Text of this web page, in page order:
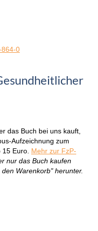
das Buch bei uns kauft,
Aufzeichnung zum
Euro. Mehr zur FzP-
nur das Buch kaufen
Warenkorb" herunter.